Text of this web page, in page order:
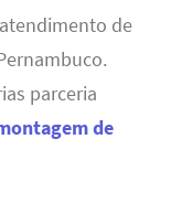
de
parceria
de